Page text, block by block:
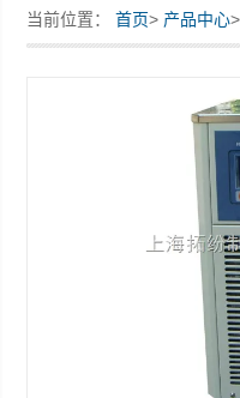
当前位置：首页> 产品中心
温循环器